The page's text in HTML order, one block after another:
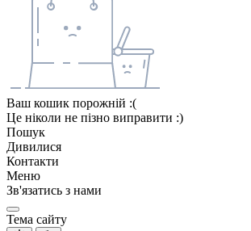
Ваш кошик порожній :(
Це ніколи не пізно виправити :)
Пошук
Дивилися
Контакти
Меню
Зв'язатись з нами
Тема сайту